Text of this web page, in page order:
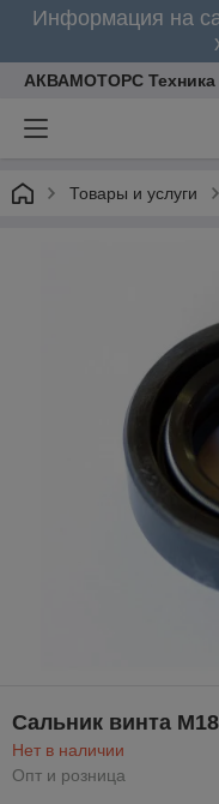
Информация на
АКВАМОТОРС
Товары и услуги
Сальник винта M18
Нет в наличии
Опт и розница